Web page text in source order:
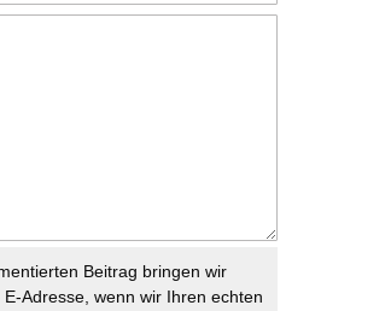
Beitrag bringen wir
Adresse, wenn wir Ihren echten